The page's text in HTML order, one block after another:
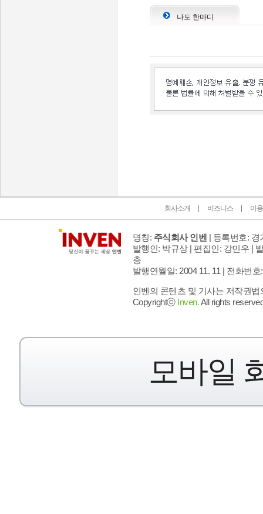
나도 한마디
회사소개 비즈니스 이
명칭: 주식회사 인벤 | 등록번호: 경
발행인: 박규상 | 편집인: 강민우 |
층
발행연월일: 2004 11. 11 | 전화번호
인벤의 콘텐츠 및 기사는 저작권
Copyrightⓒ Inven.All rights
모바일